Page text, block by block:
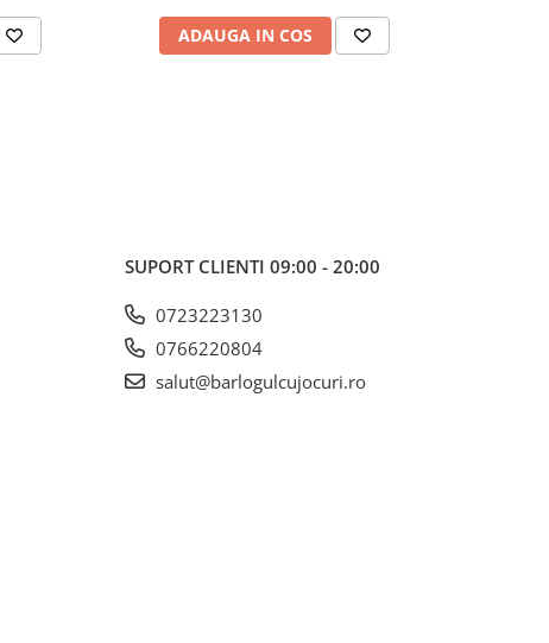
ADAUGA IN COS
SUPORT CLIENTI 09:00 - 20:00
0723223130
0766220804
salut@barlogulcujocuri.ro